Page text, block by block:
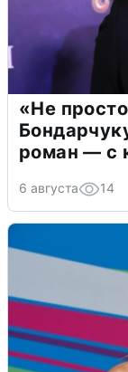
«Не
роман — с
6 августа 14